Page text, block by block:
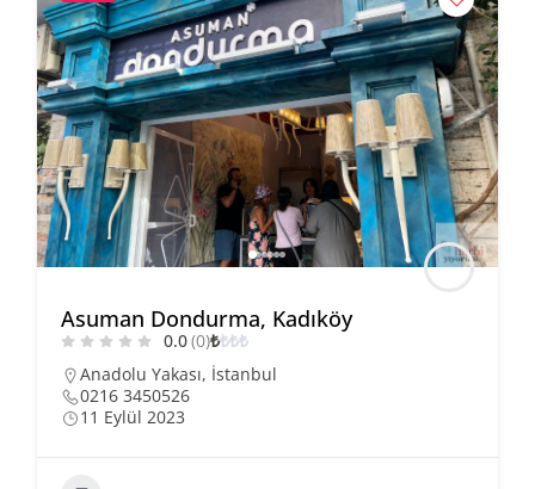
Asuman Dondurma, Kadıköy
0.0(0)₺₺₺₺
Anadolu Yakası, İstanbul
0216 3450526
11 Eylül 2023